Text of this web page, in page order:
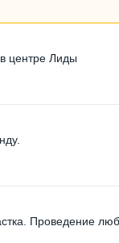
центре Лиды
Проведение